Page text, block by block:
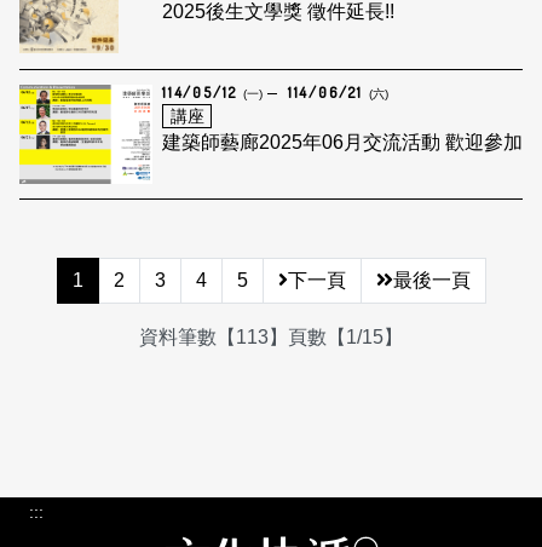
2025後生文學獎 徵件延長!!
114/05/12 (一) 114/06/21 (六)
講座
建築師藝廊2025年06月交流活動 歡迎參加
1 2 3 4 5 下一頁 最後一頁
資料筆數【113】頁數【1/15】
:::